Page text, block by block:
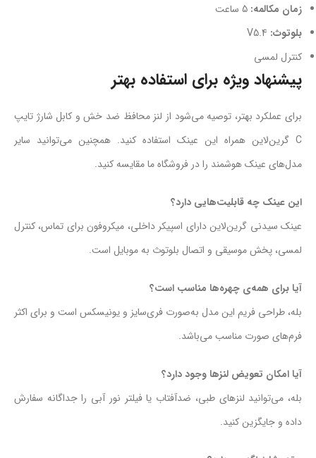
زمان مکالمه:
بلوتوث:
کنترل لمسی
پیشنهاد ویژه براى استفاده بهتر
براى عملکرد بهتر، توصیه مى‌شود از لنز محافظ ضد خش و کابل شارژ تایپ
C گرین‌لاین همراه این عینک استفاده کنید. همچنین مى‌توانید سایر
مدل‌هاى عینک هوشمند را در فروشگاه ما مقایسه کنید.
این عینک چه قابلیت‌هایی دارد؟
عینک سیدنی گرین‌لاین دارای اسپیکر داخلی، میکروفون برای تماس، کنترل
لمسی، پخش موسیقی و اتصال بلوتوث به موبایل است.
آیا برای همه‌ی چهره‌ها مناسب است؟
بله، طراحی فریم این مدل به‌صورت فری‌سایز و یونیسکس است و برای اکثر
فرم‌های صورت مناسب می‌باشد.
آیا امکان تعویض لنزها وجود دارد؟
بله، می‌توانید لنزهای طبی، ضدآفتاب یا فیلتر نور آبی را جداگانه سفارش
داده و جایگزین کنید.